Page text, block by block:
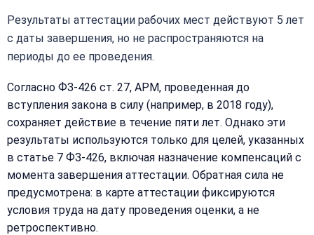
Результаты аттестации рабочих мест действуют 5 лет
с даты завершения, но не распространяются на
периоды до ее проведения.
Согласно ФЗ-426 ст. 27, АРМ, проведенная до
вступления закона в силу (например, в 2018 году),
сохраняет действие в течение пяти лет. Однако эти
результаты используются только для целей, указанных
в статье 7 ФЗ-426, включая назначение компенсаций с
момента завершения аттестации. Обратная сила не
предусмотрена: в карте аттестации фиксируются
условия труда на дату проведения оценки, а не
ретроспективно.